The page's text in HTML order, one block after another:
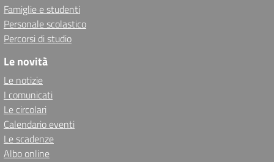
Famiglie e studenti
Personale scolastico
Percorsi di studio
Le novità
Le notizie
I comunicati
Le circolari
Calendario eventi
Le scadenze
Albo online